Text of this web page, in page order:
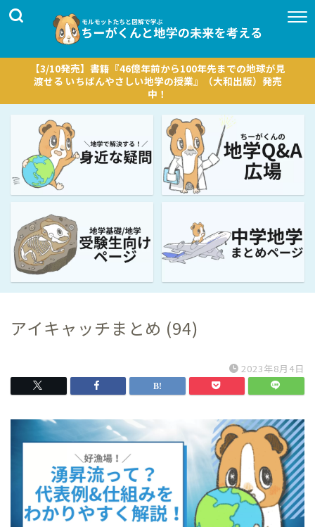
【3/10発売】書籍『46億年前から100年先までの地球が見
渡せる いちばんやさしい地学の授業』（大和出版）発売
中！
アイキャッチまとめ (94)
2023年8月4日